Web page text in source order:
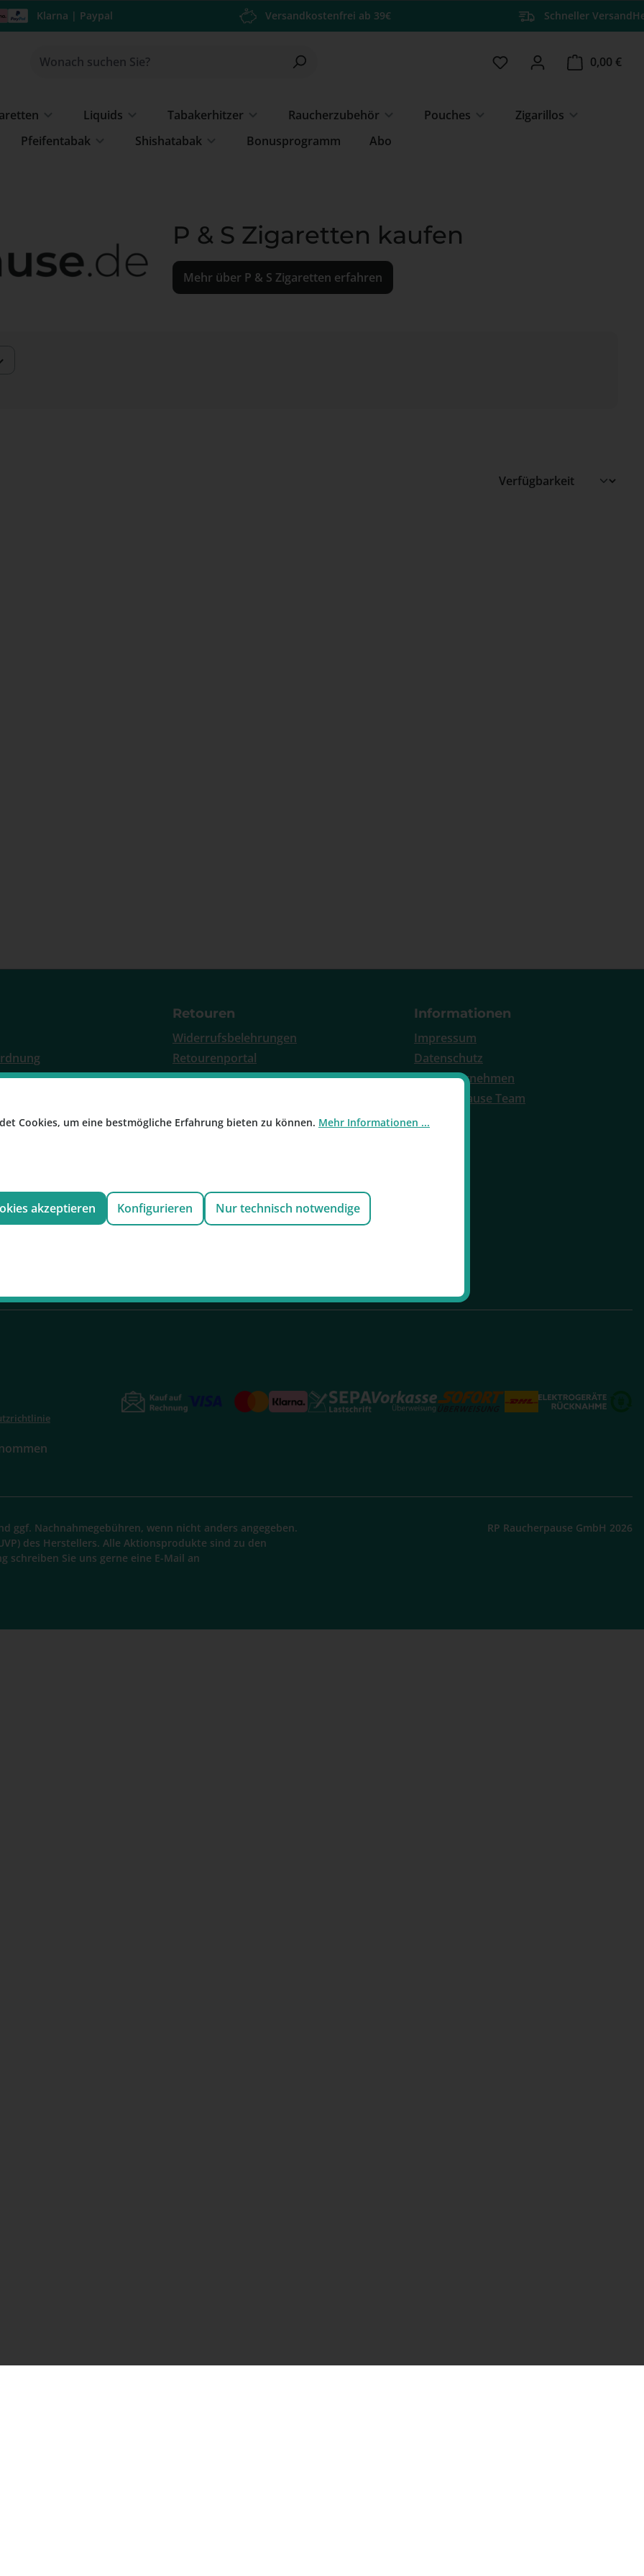
Klarna | Paypal Versandkostenfrei ab 39€ Schneller Versand
Du hast 0 Produkte auf
0,00 €
Liquids Tabakerhitzer Raucherzubehör Pouches
Zigarillos
Pfeifentabak Shishatabak Bonusprogramm Abo
P & S Zigaretten kaufen
Mehr über P & S Zigaretten erfahren
Retouren
Widerrufsbelehrungen
Retourenportal
Rücknahme Altgeräte
Informationen
Impressum
Datenschutz
Das Unternehmen
Raucherpause Team
ggf. Nachnahmegebühren, wenn nicht anders angegeben.
des Herstellers. Alle Aktionsprodukte sind zu den
schreiben Sie uns gerne eine E-Mail an
RP Raucherpause GmbH 2026
Cookies, um eine bestmögliche Erfahrung bieten zu können. Mehr Informationen ...
akzeptieren Konfigurieren Nur technisch notwendige